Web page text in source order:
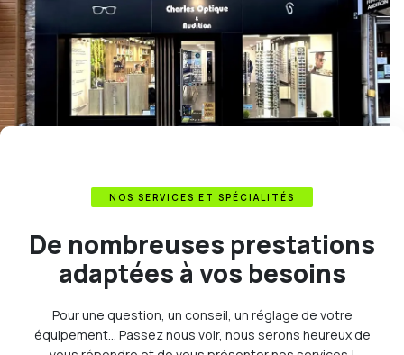
NOS SERVICES ET SPÉCIALITÉS
De nombreuses prestations
adaptées à vos besoins
Pour une question, un conseil, un réglage de votre
équipement… Passez nous voir, nous serons heureux de